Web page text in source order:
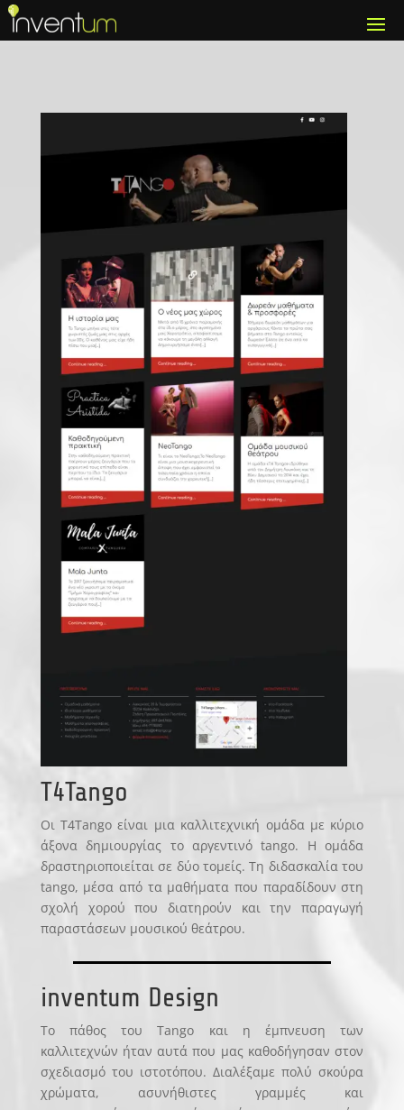
T4Tango
Οι T4Tango είναι μια καλλιτεχνική ομάδα με κύριο
άξονα δημιουργίας το αργεντινό tango. Η ομάδα
δραστηριοποιείται σε δύο τομείς. Τη διδασκαλία του
tango, μέσα από τα μαθήματα που παραδίδουν στη
σχολή χορού που διατηρούν και την παραγωγή
παραστάσεων μουσικού θεάτρου.
inventum Design
Το πάθος του Tango και η έμπνευση των
καλλιτεχνών ήταν αυτά που μας καθοδήγησαν στον
σχεδιασμό του ιστοτόπου. Διαλέξαμε πολύ σκούρα
χρώματα, ασυνήθιστες γραμμές και